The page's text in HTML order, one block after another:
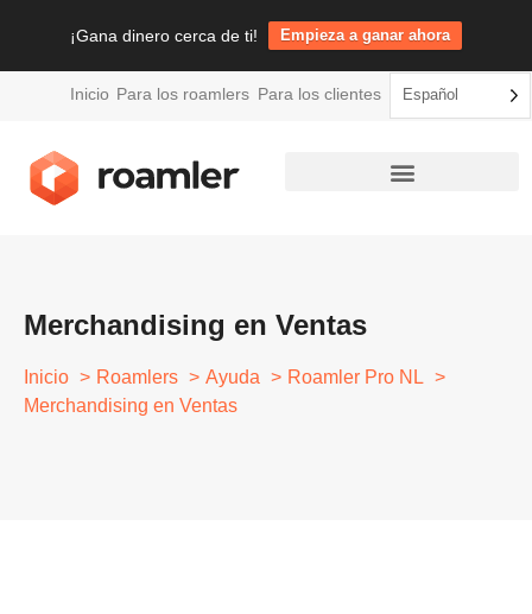
¡Gana dinero cerca de ti! Empieza a ganar ahora
Inicio Para los roamlers Para los clientes Español
Merchandising en Ventas
Inicio Roamlers Ayuda
Roamler Pro NL
Merchandising en Ventas